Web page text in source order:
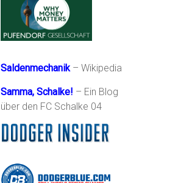
Saldenmechanik– Wikipedia
Samma, Schalke! – Ein Blog
über den FC Schalke 04